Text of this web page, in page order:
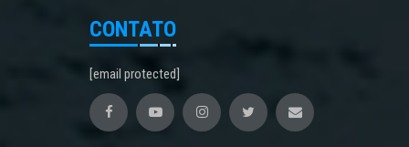
CONTATO
[email protected]